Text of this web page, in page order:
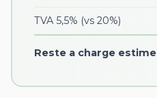
TVA 5,5% (vs 20%)
Reste a charge estime